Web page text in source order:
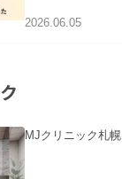
2026.06.05
MJクリニック札幌